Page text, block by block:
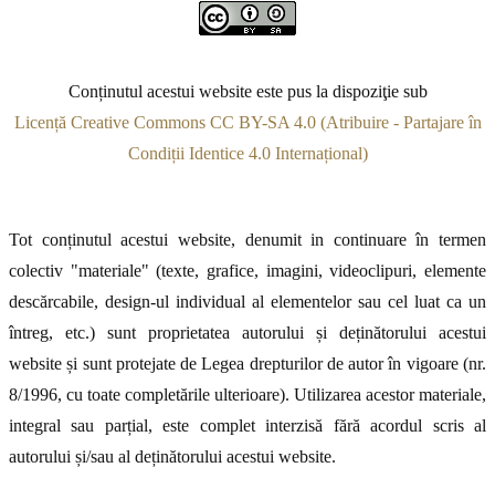
Conținutul acestui website este pus la dispoziţie sub
Licență Creative Commons CC BY-SA 4.0 (Atribuire - Partajare în
Condiții Identice 4.0 Internațional)
Tot conținutul acestui website, denumit in continuare în termen
colectiv "materiale" (texte, grafice, imagini, videoclipuri, elemente
descărcabile, design-ul individual al elementelor sau cel luat ca un
întreg, etc.) sunt proprietatea autorului și deținătorului acestui
website și sunt protejate de Legea drepturilor de autor în vigoare (nr.
8/1996, cu toate completările ulterioare). Utilizarea acestor materiale,
integral sau parțial, este complet interzisă fără acordul scris al
autorului și/sau al deținătorului acestui website.